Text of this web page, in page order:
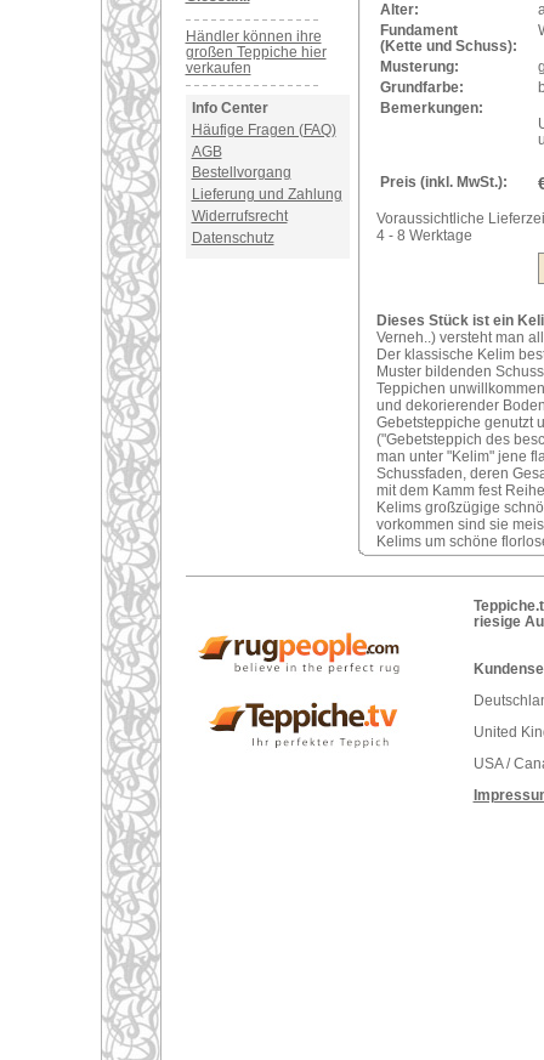
Händler können ihre
großen Teppiche hier
verkaufen
Info Center
Häufige Fragen (FAQ)
AGB
Bestellvorgang
Lieferung und Zahlung
Widerrufsrecht
Datenschutz
Alter:
Fundament
(Kette und Schuss):
Musterung:
Grundfarbe:
Bemerkungen:
Preis (inkl. MwSt.):
Voraussichtliche
4 - 8 Werktage
Dieses Stück ist ein
Verneh..) versteht man
Der klassische Kelim
Muster bildenden
Teppichen
und dekorierender
Gebetsteppiche genutzt
("Gebetsteppich des
man unter "Kelim" jene
Schussfaden, deren
mit dem Kamm fest
Kelims großzügige
vorkommen sind sie
Kelims um schöne
riesige
United
USA /